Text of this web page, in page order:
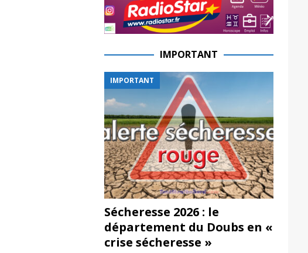
IMPORTANT
IMPORTANT
Sécheresse 2026 : le
département du Doubs en «
crise sécheresse »